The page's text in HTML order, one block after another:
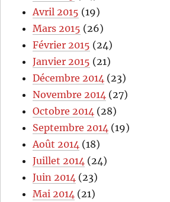
Avril 2015 (19)
Mars 2015 (26)
Février 2015 (24)
Janvier 2015 (21)
Décembre 2014 (23)
Novembre 2014 (27)
Octobre 2014 (28)
Septembre 2014 (19)
Août 2014 (18)
Juillet 2014 (24)
Juin 2014 (23)
Mai 2014 (21)